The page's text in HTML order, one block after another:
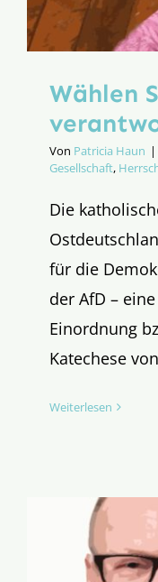
Wählen
Von Patricia Haun |
Gesellschaft,
Die
für die
der AfD –
Einordnung
Katechese
Weiterlesen